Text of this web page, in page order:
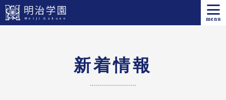
menu
新着情報